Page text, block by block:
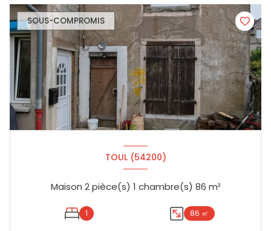
SOUS-COMPROMIS
TOUL (54200)
Maison 2 pièce(s) 1 chambre(s) 86 m²
1 86 ㎡